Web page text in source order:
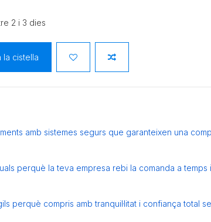
2 i 3 dies
la cistella
amb sistemes segurs que garanteixen una
perquè la teva empresa rebi la comanda a
perquè compris amb tranquil·litat i confiança total